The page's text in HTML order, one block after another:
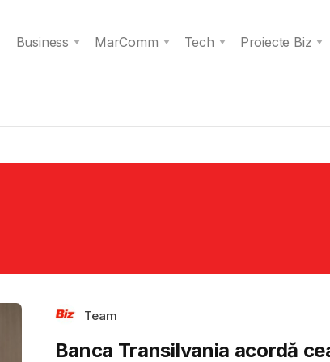
Business MarComm Tech
Proiecte Biz
Team
Banca Transilvania acordă